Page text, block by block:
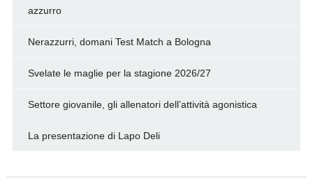
azzurro
Nerazzurri, domani Test Match a Bologna
Svelate le maglie per la stagione 2026/27
Settore giovanile, gli allenatori dell’attività agonistica
La presentazione di Lapo Deli